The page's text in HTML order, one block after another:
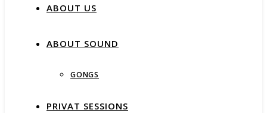
ABOUT US
ABOUT SOUND
GONGS
PRIVAT SESSIONS